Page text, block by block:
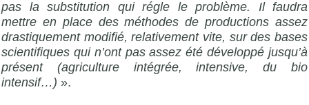
pas la substitution qui régle le problème. Il faudra
mettre en place des méthodes de productions assez
drastiquement modifié, relativement vite, sur des bases
scientifiques qui n’ont pas assez été développé jusqu’à
présent (agriculture intégrée, intensive, du bio
intensif…) ».